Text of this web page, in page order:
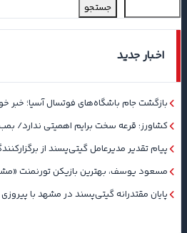
جستجو
اخبار جدید
بازگشت جام باشگاه‌های فوتسال آسیا؛ خبر
کشاورز: قرعه سخت برایم اهمیتی ندارد/
پیام تقدیر مدیرعامل گیتی‌پسند از
مسعود یوسف، بهترین بازیکن تورنمنت
پایان مقتدرانه گیتی‌پسند در مشهد با پیروزی ۶ بر صفر